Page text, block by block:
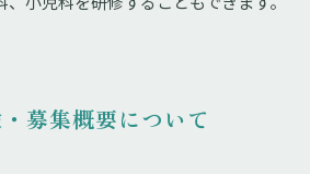
募集概要について